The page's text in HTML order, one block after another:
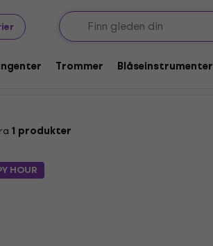
Trommer Blåseinstrumenter
1 produkter
HOUR